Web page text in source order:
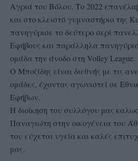
Αγριά του Βόλου. Το 2022
και στο κλειστό γυμναστήριο της
πανηγύρισε το δεύτερο σερί
Εφήβους και παράλληλα
ομάδα την άνοδο στη Volley League.
Ο Μποζίδης είναι διεθνής με τις
ομάδες, έχοντας αγωνιστεί σε
Εφήβων.
Η διοίκηση του συλλόγου μας
Παναγιώτη στην οικογένεια του
του εύχεται υγεία και καλές
μας.